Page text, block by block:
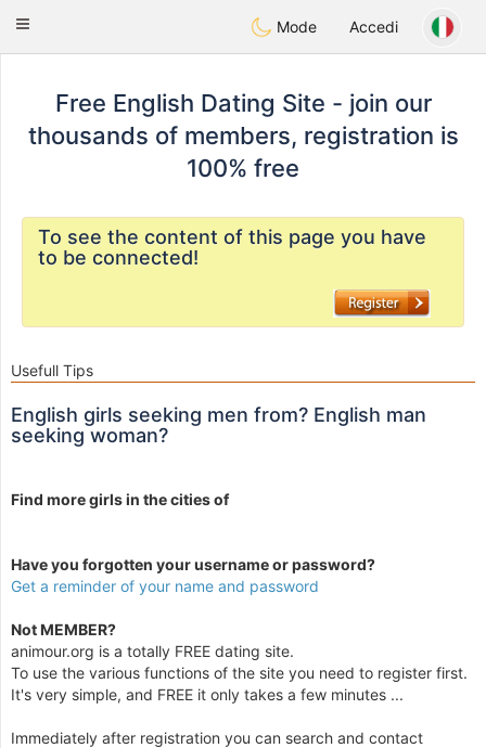
Animour
Toggle
Mode Accedi
Free English Dating Site - join our
thousands of members, registration is
100% free
To see the content of this page you have
to be connected!
Usefull Tips
English girls seeking men from? English man
seeking woman?
Find more girls in the cities of
Have you forgotten your username or password?
Get a reminder of your name and password
Not MEMBER?
animour.org is a totally FREE dating site.
To use the various functions of the site you need to register first.
It's very simple, and FREE it only takes a few minutes ...
Immediately after registration you can search and contact